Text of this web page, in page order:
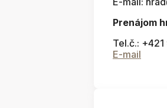
Prenájom
Tel.č.:
E-mail